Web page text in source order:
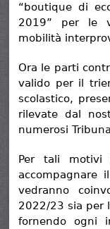
“boutique di
2019” per le
mobilità
Ora le parti
valido per il
scolastico,
rilevate dal
numerosi
Per tali
vedranno
2022/23 sia per
fornendo ogni